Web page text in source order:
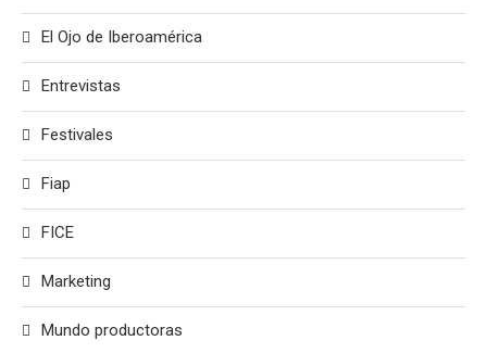
El Ojo de Iberoamérica
Entrevistas
Festivales
Fiap
FICE
Marketing
Mundo productoras